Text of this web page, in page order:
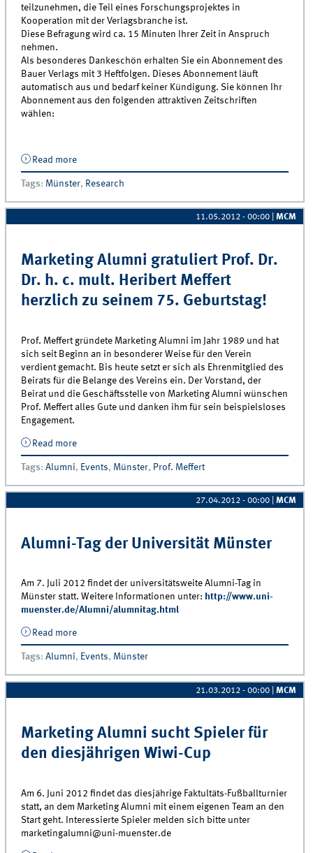
teilzunehmen, die Teil eines Forschungsprojektes in
Kooperation mit der Verlagsbranche ist.
Diese Befragung wird ca. 15 Minuten Ihrer Zeit in Anspruch
nehmen.
Als besonderes Dankeschön erhalten Sie ein Abonnement des
Bauer Verlags mit 3 Heftfolgen. Dieses Abonnement läuft
automatisch aus und bedarf keiner Kündigung. Sie können Ihr
Abonnement aus den folgenden attraktiven Zeitschriften
wählen:
Read moreabout Befragung zum Thema Abonnements der
Zukunft
Tags: Münster, Research
11.05.2012 - 00:00 |MCM
Marketing Alumni gratuliert Prof. Dr.
Dr. h. c. mult. Heribert Meffert
herzlich zu seinem 75. Geburtstag!
Prof. Meffert gründete Marketing Alumni im Jahr 1989 und hat
sich seit Beginn an in besonderer Weise für den Verein
verdient gemacht. Bis heute setzt er sich als Ehrenmitglied des
Beirats für die Belange des Vereins ein. Der Vorstand, der
Beirat und die Geschäftsstelle von Marketing Alumni wünschen
Prof. Meffert alles Gute und danken ihm für sein beispielsloses
Engagement.
Read moreabout Marketing Alumni gratuliert Prof. Dr. Dr. h. c.
mult. Heribert Meffert herzlich zu seinem 75.
Geburtstag!
Tags:Alumni, Events, Münster, Prof. Meffert
27.04.2012 - 00:00 |MCM
Alumni-Tag der Universität Münster
Am 7. Juli 2012 findet der universitätsweite Alumni-Tag in
Münster statt. Weitere Informationen unter: http://www.uni-
muenster.de/Alumni/alumnitag.html
Read moreabout Alumni-Tag der Universität Münster
Tags:Alumni, Events, Münster
21.03.2012 - 00:00 |MCM
Marketing Alumni sucht Spieler für
den diesjährigen Wiwi-Cup
Am 6. Juni 2012 findet das diesjährige Faktultäts-Fußballturnier
statt, an dem Marketing Alumni mit einem eigenen Team an den
Start geht. Interessierte Spieler melden sich bitte unter
marketingalumni@uni-muenster.de